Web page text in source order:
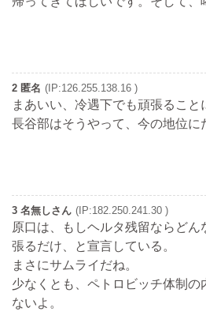
2 匿名 (IP:126.255.138.16 )
まあいい、冷遇下でも頑張ること
長谷部はそうやって、今の地位に
3 名無しさん (IP:182.250.241.30 )
原口は、もしヘルタ残留ならど
張るだけ、と宣言している。
まさにサムライだね。
少なくとも、ペトロビッチ体制の
ないよ。